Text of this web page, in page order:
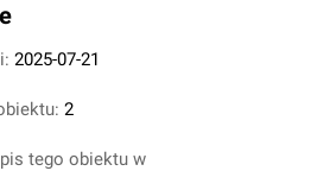
2025-07-21
2
tego obiektu w